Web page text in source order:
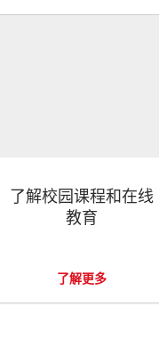
了解校园课程和在线
教育
了解更多